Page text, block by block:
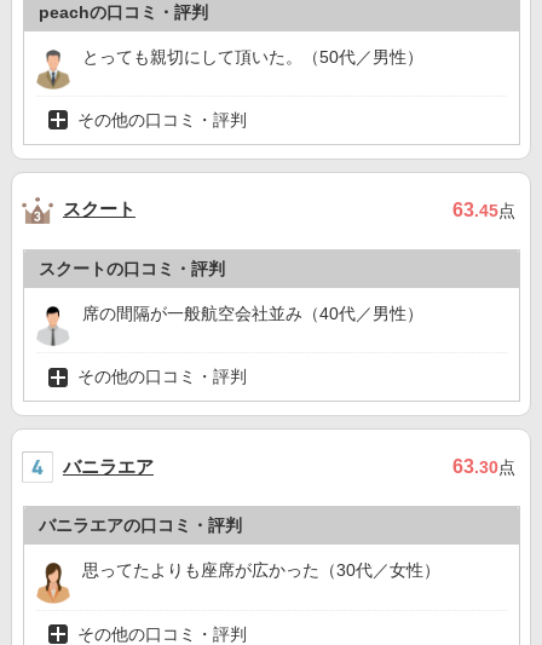
peachの口コミ・評判
とっても親切にして頂いた。（50代／男性）
その他の口コミ・評判
スクート 63.45点
スクートの口コミ・評判
席の間隔が一般航空会社並み（40代／男性）
その他の口コミ・評判
バニラエア 63.30点
バニラエアの口コミ・評判
思ってたよりも座席が広かった（30代／女性）
その他の口コミ・評判